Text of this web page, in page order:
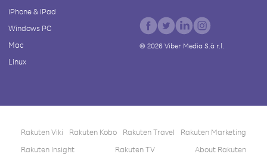
iPhone & iPad
Windows PC
Mac
Linux
© 2026Viber Media S.à r.l.
Rakuten Viki Rakuten Kobo Rakuten Travel
Rakuten Marketing
Rakuten Insight
Rakuten TV About Rakuten